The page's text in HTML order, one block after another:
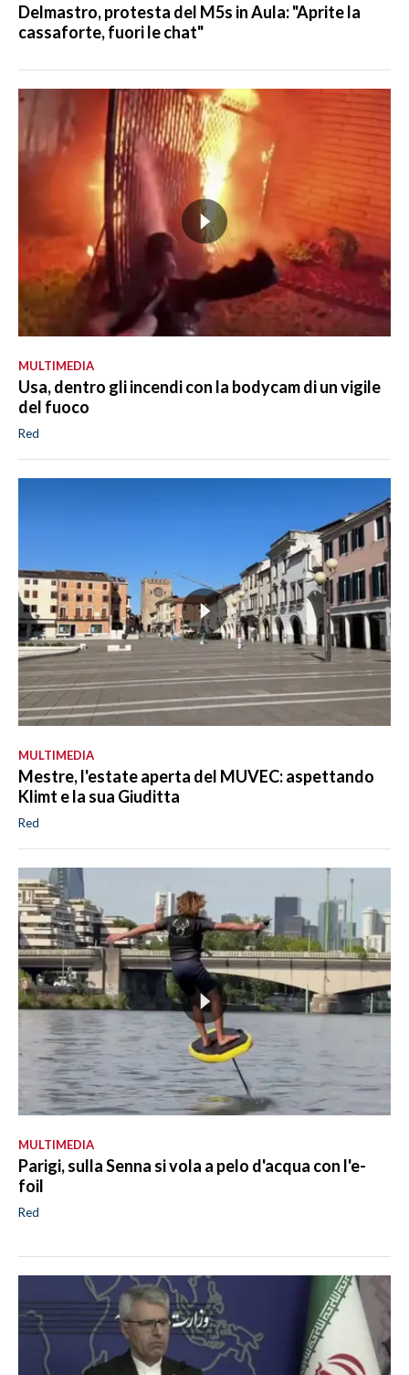
Delmastro, protesta del M5s in Aula: "Aprite la
cassaforte, fuori le chat"
MULTIMEDIA
Usa, dentro gli incendi con la bodycam di un vigile
del fuoco
Red
MULTIMEDIA
Mestre, l'estate aperta del MUVEC: aspettando
Klimt e la sua Giuditta
Red
MULTIMEDIA
Parigi, sulla Senna si vola a pelo d'acqua con l'e-
foil
Red